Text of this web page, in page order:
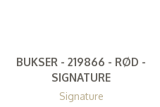
BUKSER - 219866 - RØD -
SIGNATURE
Signature